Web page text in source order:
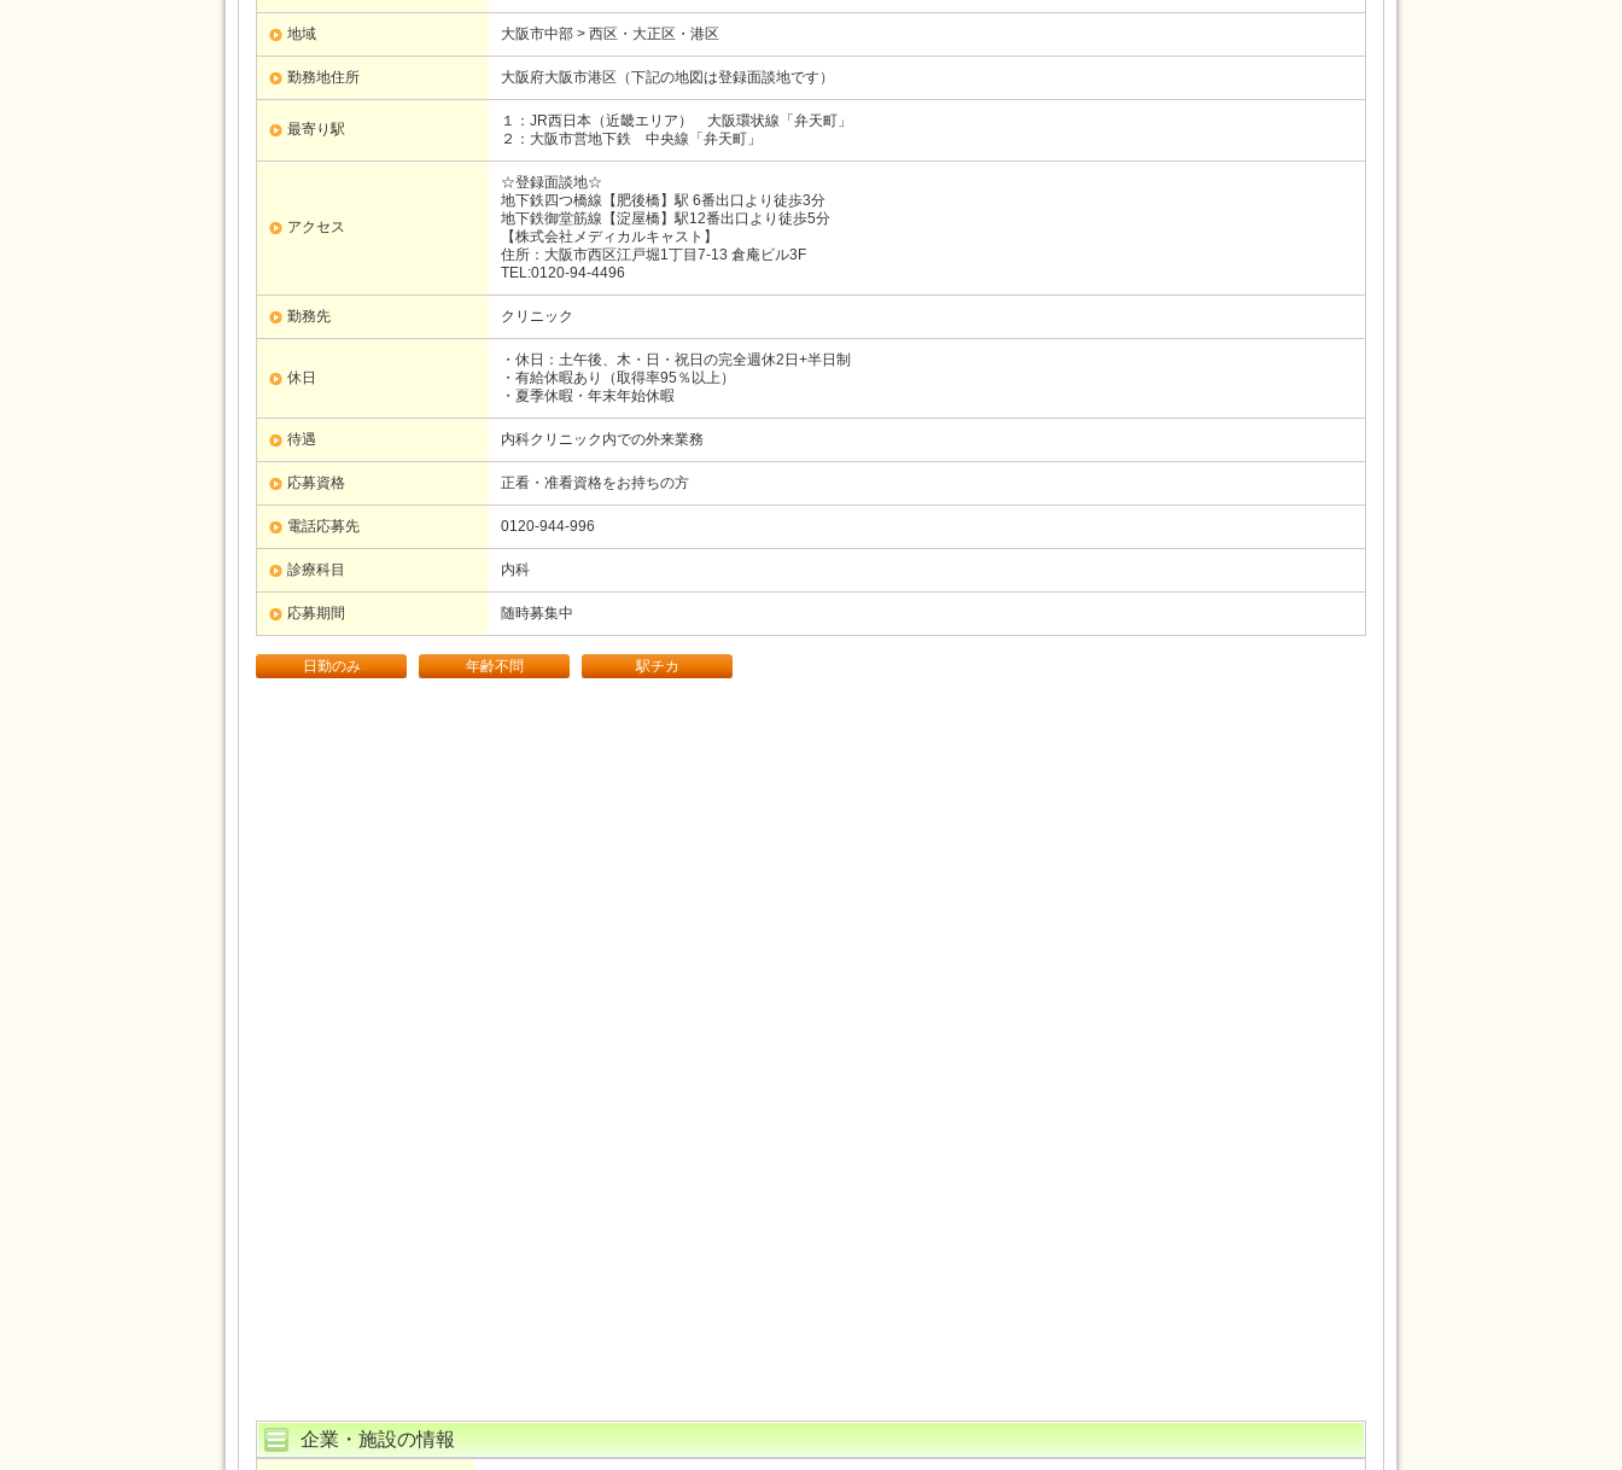
地域 大阪市中部 > 西区・大正区・港区
勤務地住所 大阪府大阪市港区（下記の地図は登録面談地です）
最寄り駅 １：JR西日本（近畿エリア） 大阪環状線 「弁天町」
２：大阪市営地下鉄
中央線 「弁天町」
アクセス
☆登録面談地☆
地下鉄四つ橋線【肥後橋】駅 6番出口より徒歩3分
地下鉄御堂筋線【淀屋橋】駅12番出口より徒歩5分
【株式会社メディカルキャスト】
住所：大阪市西区江戸堀1丁目7-13 倉庵ビル3F
TEL:0120-94-4496
勤務先 クリニック
休日
・休日：土午後、木・日・祝日の完全週休2日+半日制
・有給休暇あり（取得率95％以上）
・夏季休暇・年末年始休暇
待遇 内科クリニック内での外来業務
応募資格 正看・准看資格をお持ちの方
電話応募先 0120-944-996
診療科目 内科
応募期間 随時募集中
日勤のみ 年齢不問 駅チカ
企業・施設の情報